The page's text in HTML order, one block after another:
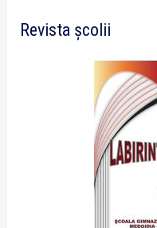
Revista școlii